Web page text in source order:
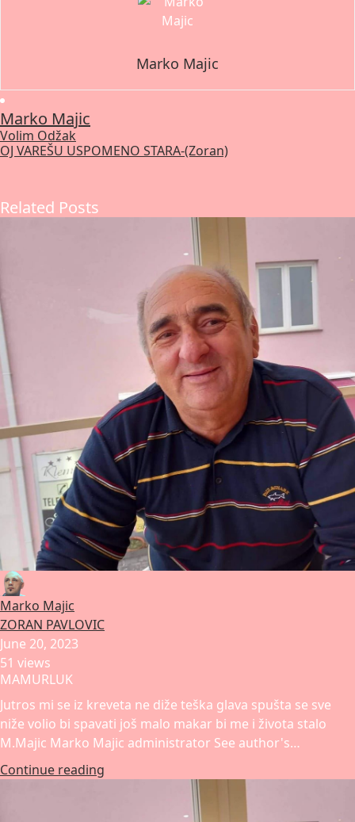
Marko Majic
Marko Majic
Post
Volim Odžak
OJ VAREŠU USPOMENO STARA-(Zoran)
Related Posts
Marko Majic
ZORAN PAVLOVIC
June 20, 2023
51 views
MAMURLUK
Jutros mi se iz kreveta ne diže teška glava spušta se sve
niže volio bi spavati još malo makar bi me i života stalo
M.Majic Marko Majic administrator See author's…
Continue reading